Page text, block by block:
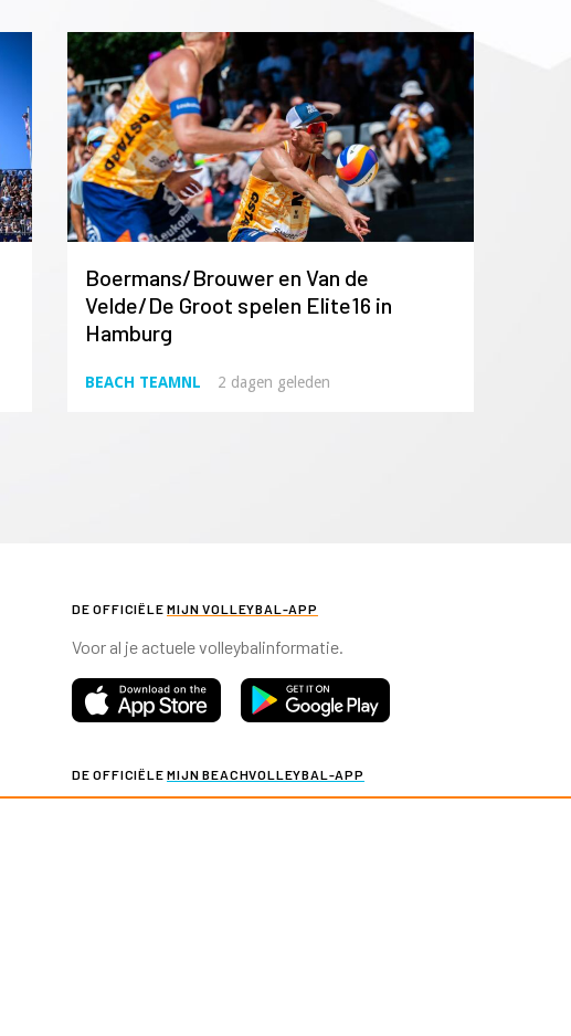
Boermans/Brouwer en Van de
Velde/De Groot spelen Elite16 in
Hamburg
BEACH TEAMNL 2 dagen geleden
DE OFFICIËLEMIJN VOLLEYBAL-APP
Voor al je actuele volleybalinformatie.
DE OFFICIËLEMIJN BEACHVOLLEYBAL-APP